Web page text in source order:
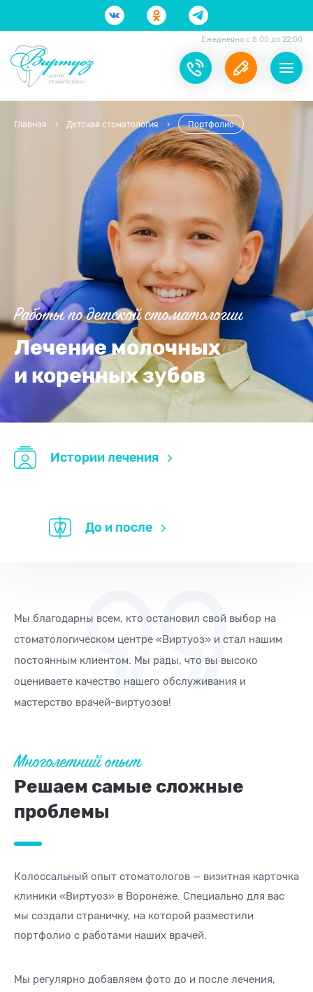
Ежедневно с 8:00 до 22:00
Главная › Детская стоматология › Портфолио
Работы по детской стоматологии
Лечение молочных
и коренных зубов
Истории лечения
До и после
Мы благодарны всем, кто остановил свой выбор на
стоматологическом центре «Виртуоз» и стал нашим
постоянным клиентом. Мы рады, что вы высоко
оцениваете качество нашего обслуживания и
мастерство врачей-виртуозов!
Многолетний опыт
Решаем самые сложные
проблемы
Колоссальный опыт стоматологов — визитная карточка
клиники «Виртуоз» в Воронеже. Специально для вас
мы создали страничку, на которой разместили
портфолио с работами наших врачей.
Мы регулярно добавляем фото до и после лечения,